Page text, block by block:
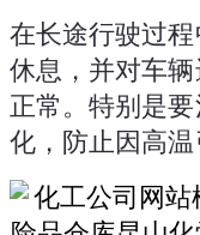
在长途行驶过
休息，并对车
正常。特别是
化，防止因高温